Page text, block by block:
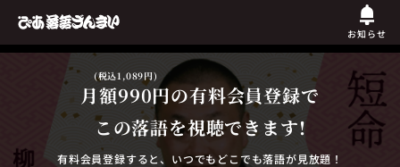
お知らせ
月額990円
(税込1,089円)
の有料会員登録で
この落語を視聴できます!
有料会員登録すると、いつでもどこでも落語が見放題！